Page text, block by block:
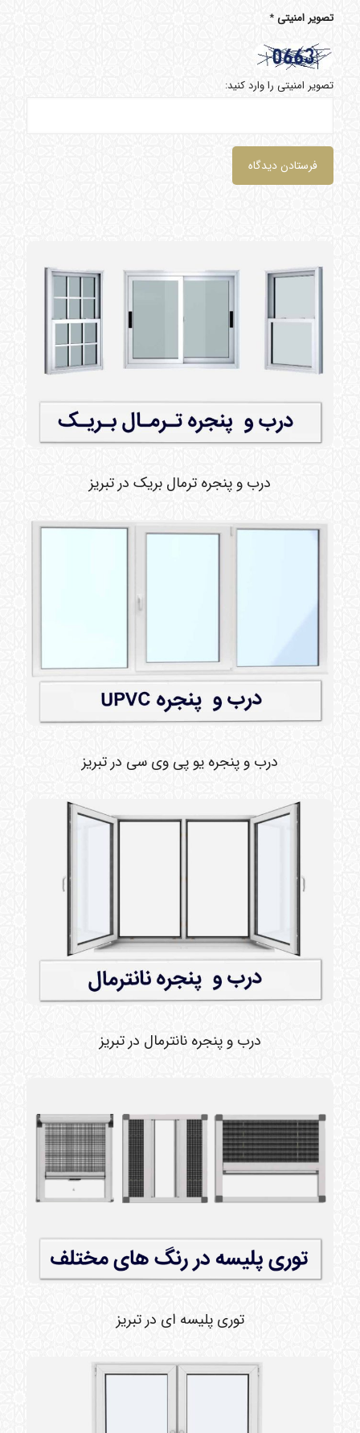
تصویر امنیتی*
تصویر امنیتی را وارد کنید:
درب و پنجره ترمال بریک در تبریز
درب و پنجره یو پی وی سی در تبریز
درب و پنجره نانترمال در تبریز
توری پلیسه ای در تبریز